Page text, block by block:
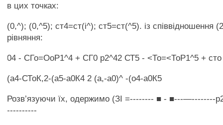
в цих точках:
(0,^); (0,^5); ст4=ст(і^); ст5=ст(^5). із співвідношення
рівняння:
04 - СГо=ОоР1^4 + СГ0 р2^42 СТ5 - <То=<ТоР1^5 + сто
(а4-СТоК,2-(а5-а0К4 2 (а,-а0)^ -(о4-а0К5
Розв’язуючи їх, одержимо (ЗІ =-------- ■ - ■---
----------